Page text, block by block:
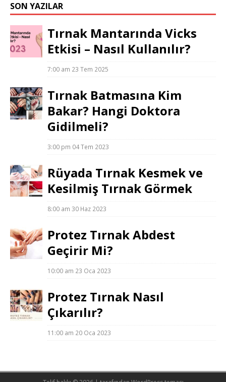
SON YAZILAR
Tırnak Mantarında Vicks
Etkisi – Nasıl Kullanılır?
7:00 am 23 Tem 2025
Tırnak Batmasına Kim
Bakar? Hangi Doktora
Gidilmeli?
3:00 pm 04 Tem 2023
Rüyada Tırnak Kesmek ve
Kesilmiş Tırnak Görmek
8:00 am 30 Haz 2023
Protez Tırnak Abdest
Geçirir Mi?
10:00 am 23 Oca 2023
Protez Tırnak Nasıl
Çıkarılır?
11:00 am 20 Oca 2023